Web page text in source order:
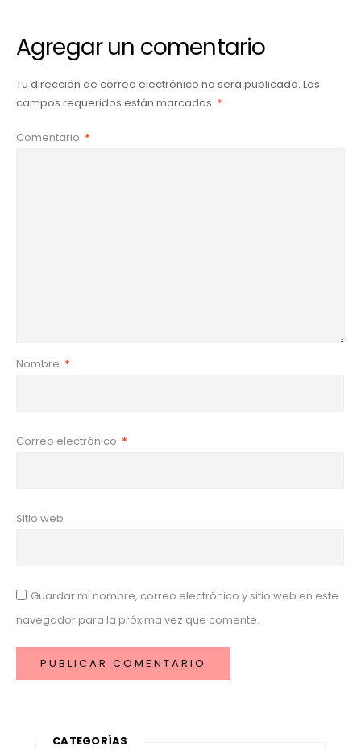
Agregar un comentario
Tu dirección de correo electrónico no será publicada. Los
campos requeridos están marcados *
Comentario *
Nombre *
Correo electrónico *
Sitio web
Guardar mi nombre, correo electrónico y sitio web en este
navegador para la próxima vez que comente.
CATEGORÍAS